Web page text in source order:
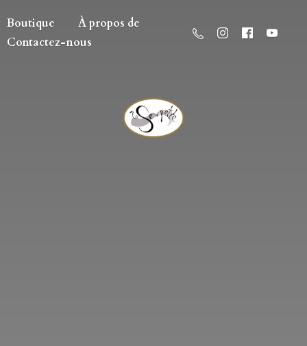
Boutique
À propos de
Contactez-nous